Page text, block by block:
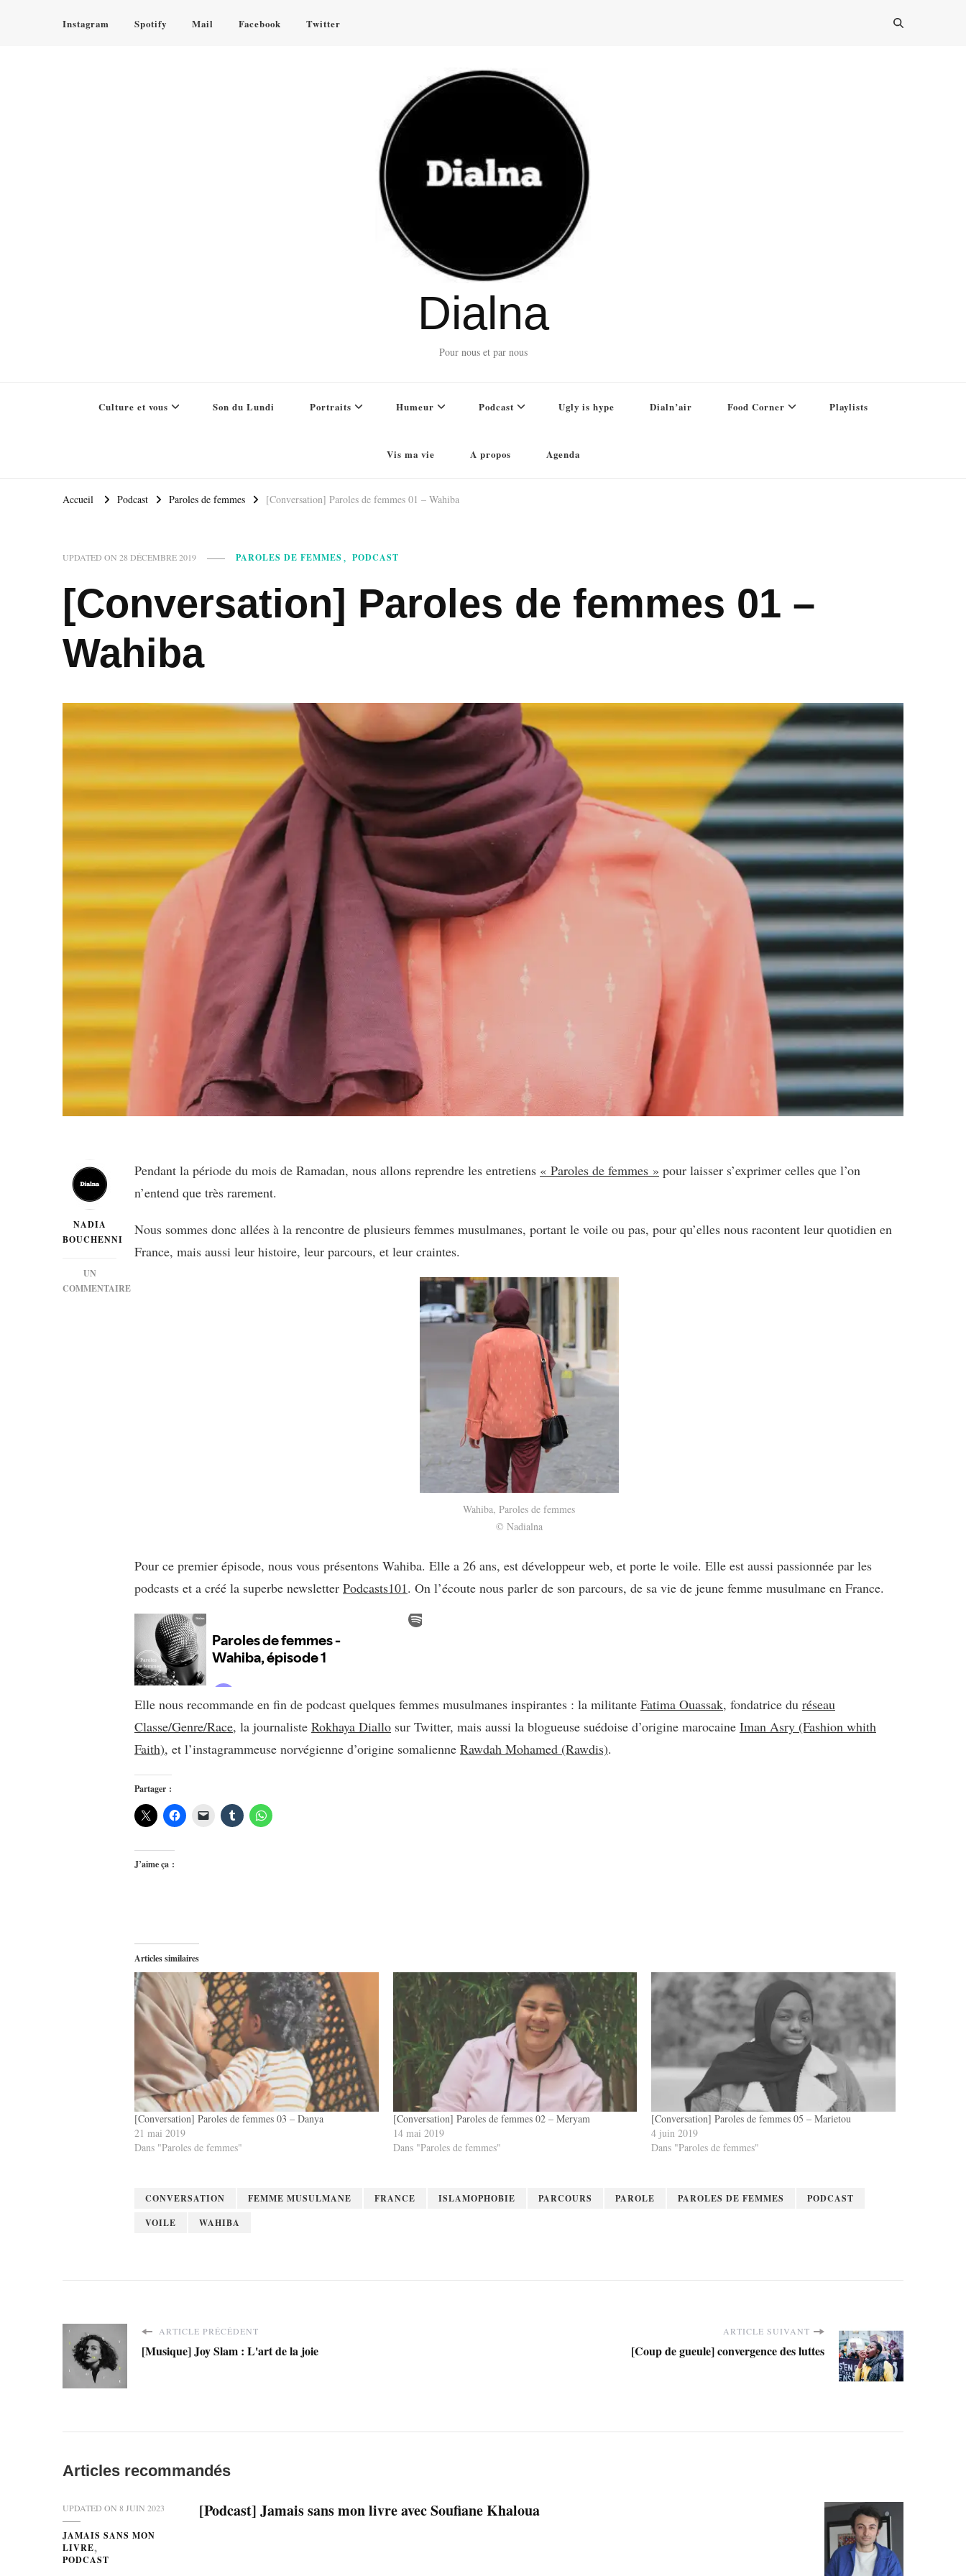
Instagram Spotify Mail Facebook Twitter
Dialna
Pour nous et par nous
Culture et vous Son du Lundi Portraits Humeur Podcast Ugly is hype Dialn’air Food Corner Playlists
Vis ma vie A propos Agenda
Accueil Podcast Paroles de femmes [Conversation] Paroles de femmes 01 – Wahiba
UPDATED ON 28 DÉCEMBRE 2019 PAROLES DE FEMMES PODCAST
[Conversation] Paroles de femmes 01 –
Wahiba
NADIA
BOUCHENNI
UN
COMMENTAIRE
Pendant la période du mois de Ramadan, nous allons reprendre les entretiens « Paroles de femmes » pour laisser s’exprimer celles que l’on
n’entend que très rarement.
Nous sommes donc allées à la rencontre de plusieurs femmes musulmanes, portant le voile ou pas, pour qu’elles nous racontent leur quotidien en
France, mais aussi leur histoire, leur parcours, et leur craintes.
Wahiba, Paroles de femmes
© Nadialna
Pour ce premier épisode, nous vous présentons Wahiba. Elle a 26 ans, est développeur web, et porte le voile. Elle est aussi passionnée par les
podcasts et a créé la superbe newsletter Podcasts101. On l’écoute nous parler de son parcours, de sa vie de jeune femme musulmane en France.
Elle nous recommande en fin de podcast quelques femmes musulmanes inspirantes : la militante Fatima Ouassak, fondatrice du réseau
Classe/Genre/Race, la journaliste Rokhaya Diallo sur Twitter, mais aussi la blogueuse suédoise d’origine marocaine Iman Asry (Fashion whith
Faith), et l’instagrammeuse norvégienne d’origine somalienne Rawdah Mohamed (Rawdis).
Partager :
J’aime ça :
Articles similaires
[Conversation] Paroles de femmes 03 – Danya
21 mai 2019
Dans "Paroles de femmes"
[Conversation] Paroles de femmes 02 – Meryam
14 mai 2019
Dans "Paroles de femmes"
[Conversation] Paroles de femmes 05 – Marietou
4 juin 2019
Dans "Paroles de femmes"
CONVERSATION FEMME MUSULMANE FRANCE ISLAMOPHOBIE PARCOURS PAROLE PAROLES DE FEMMES
PODCAST
VOILE
WAHIBA
ARTICLE PRÉCÉDENT
[Musique] Joy Slam : L'art de la joie
ARTICLE SUIVANT
[Coup de gueule] convergence des luttes
Articles recommandés
UPDATED ON 8 JUIN 2023
JAMAIS SANS MON
LIVRE
PODCAST
[Podcast] Jamais sans mon livre avec Soufiane Khaloua